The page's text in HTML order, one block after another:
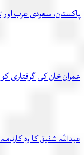
پاکستان، سعودی عرب
عمران خان کی گرفتاری کو 3 سال ہونے پر لاہور میں پی ٹی آئی کا احتجاج، متعدد کارکن
عبداللہ شفیق کا وہ کارنامہ جو گزشتہ 49 سال میں کوئی